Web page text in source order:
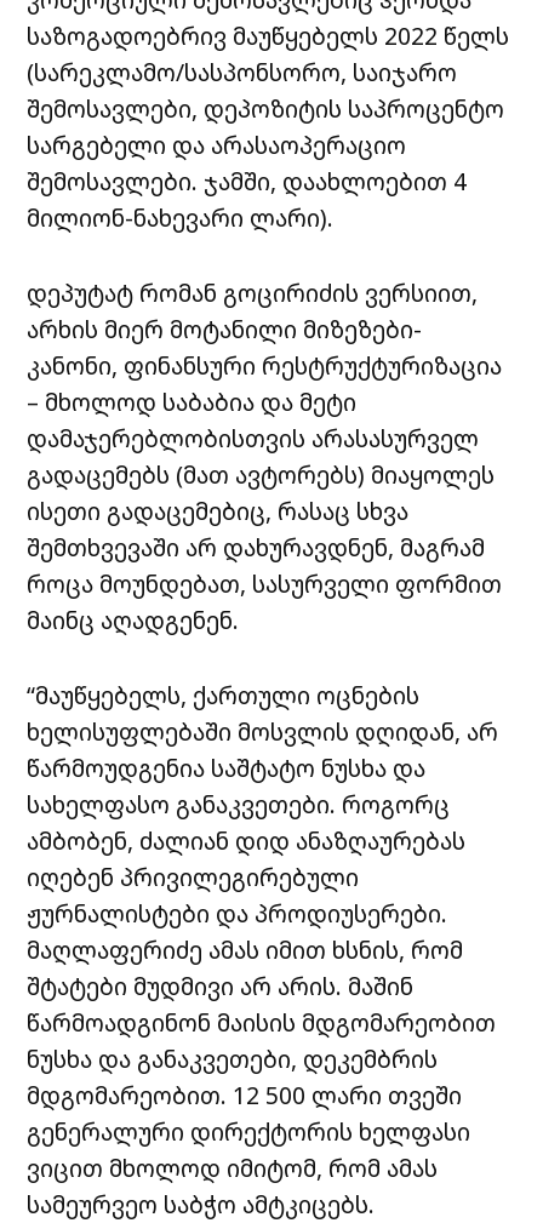
საზოგადოებრივ მაუწყებელს 2022 წელს
(სარეკლამო/სასპონსორო, საიჯარო
შემოსავლები, დეპოზიტის საპროცენტო
სარგებელი და არასაოპერაციო
შემოსავლები. ჯამში, დაახლოებით 4
მილიონ-ნახევარი ლარი).
დეპუტატ რომან გოცირიძის ვერსიით,
არხის მიერ მოტანილი მიზეზები-
კანონი, ფინანსური რესტრუქტურიზაცია
– მხოლოდ საბაბია და მეტი
დამაჯერებლობისთვის არასასურველ
გადაცემებს (მათ ავტორებს) მიაყოლეს
ისეთი გადაცემებიც, რასაც სხვა
შემთხვევაში არ დახურავდნენ, მაგრამ
როცა მოუნდებათ, სასურველი ფორმით
მაინც აღადგენენ.
“მაუწყებელს, ქართული ოცნების
ხელისუფლებაში მოსვლის დღიდან, არ
წარმოუდგენია საშტატო ნუსხა და
სახელფასო განაკვეთები. როგორც
ამბობენ, ძალიან დიდ ანაზღაურებას
იღებენ პრივილეგირებული
ჟურნალისტები და პროდიუსერები.
მაღლაფერიძე ამას იმით ხსნის, რომ
შტატები მუდმივი არ არის. მაშინ
წარმოადგინონ მაისის მდგომარეობით
ნუსხა და განაკვეთები, დეკემბრის
მდგომარეობით. 12 500 ლარი თვეში
გენერალური დირექტორის ხელფასი
ვიცით მხოლოდ იმიტომ, რომ ამას
სამეურვეო საბჭო ამტკიცებს.